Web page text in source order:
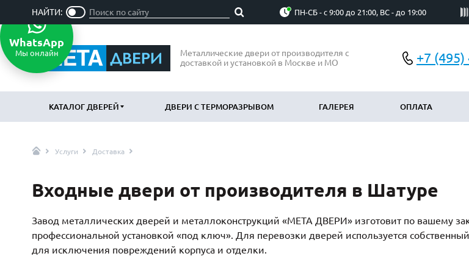
Металлические двери от производителя с
доставкой и установкой в Москве и МО
+7 (495)
КАТАЛОГ ДВЕРЕЙ
ПО ОТДЕЛКЕ
Порошковое напыление(715)
МДФ наборный(58)
В дом(797)
Подъездные тамбурные (175)
Парадные
Элитные
С ковкой и
ДВЕРИ С ТЕРМОРАЗРЫВОМ ГАЛЕРЕЯ ОПЛАТА
НАЙТИ: ПН-СБ - с 9:00 до 21:00, ВС - до 19:00
Услуги Доставка
Входные двери от производителя в Шатуре
Завод металлических дверей и металлоконструкций «МЕТА ДВЕРИ» изготовит по вашему
профессиональной установкой «под ключ». Для перевозки дверей используется
для исключения повреждений корпуса и отделки.
WhatsApp
Мы онлайн